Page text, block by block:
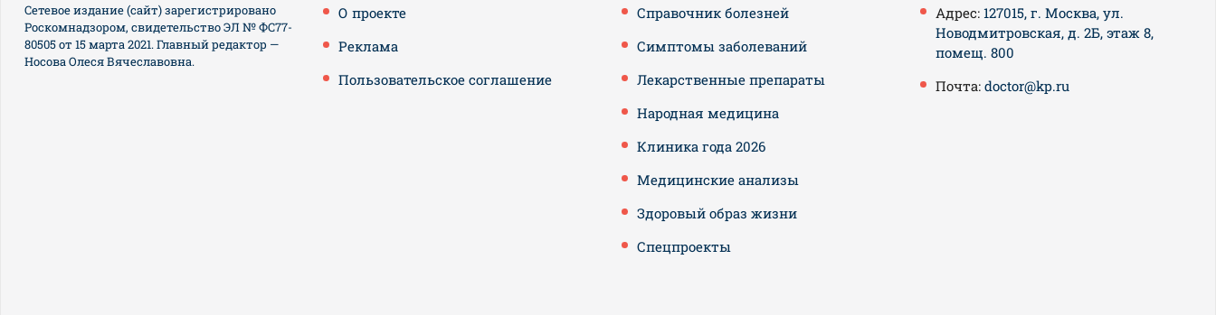
О проекте
Реклама
Пользовательское соглашение
Справочник болезней
Симптомы заболеваний
Лекарственные препараты
Народная медицина
Клиника года 2026
Медицинские анализы
Здоровый образ жизни
Спецпроекты
Адрес: 127015, г. Москва, ул.
Новодмитровская, д. 2Б, этаж 8,
помещ. 800
Почта: doctor@kp.ru
Сетевое издание (сайт) зарегистрировано
Роскомнадзором, свидетельство ЭЛ № ФС77-
80505 от 15 марта 2021. Главный редактор —
Носова Олеся Вячеславовна.